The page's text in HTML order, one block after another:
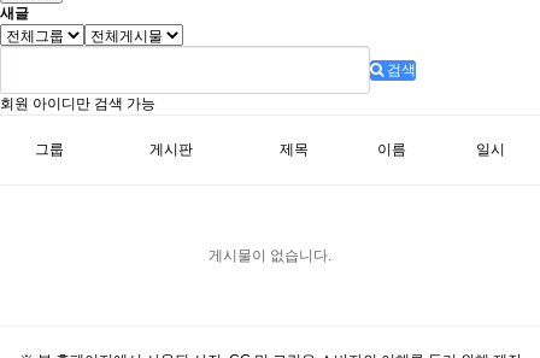
새글
검색
회원 아이디만 검색 가능
그룹 게시판 제목 이름 일시
게시물이 없습니다.